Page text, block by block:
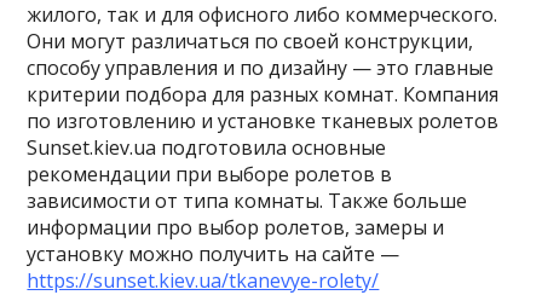
жилого, так и для офисного либо коммерческого.
Они могут различаться по своей конструкции,
способу управления и по дизайну — это главные
критерии подбора для разных комнат. Компания
по изготовлению и установке тканевых ролетов
Sunset.kiev.ua подготовила основные
рекомендации при выборе ролетов в
зависимости от типа комнаты. Также больше
информации про выбор ролетов, замеры и
установку можно получить на сайте —
https://sunset.kiev.ua/tkanevye-rolety/